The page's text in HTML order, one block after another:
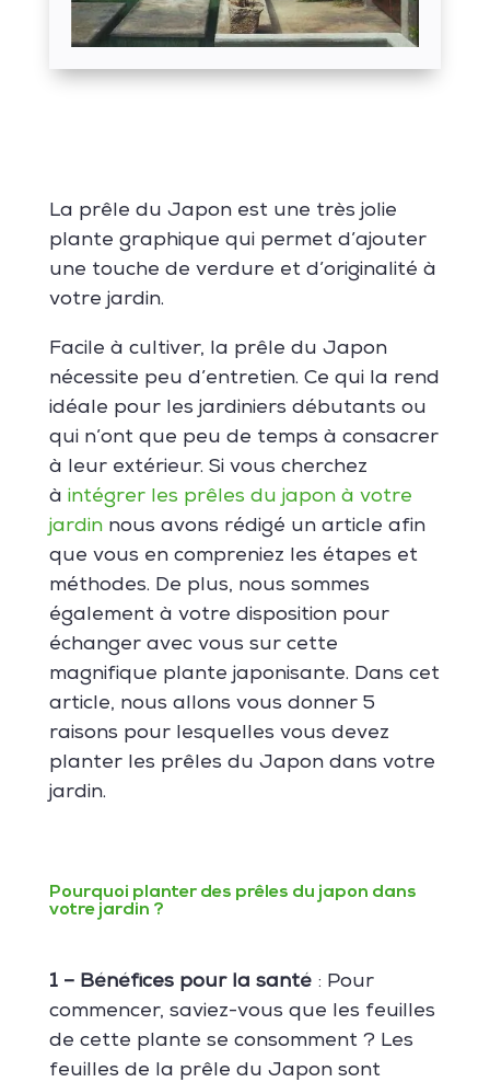
La prêle du Japon est une très jolie
plante graphique qui permet d’ajouter
une touche de verdure et d’originalité à
votre jardin.
Facile à cultiver, la prêle du Japon
nécessite peu d’entretien. Ce qui la rend
idéale pour les jardiniers débutants ou
qui n’ont que peu de temps à consacrer
à leur extérieur. Si vous cherchez
à intégrer les prêles du japon à votre
jardinnous avons rédigé un article afin
que vous en compreniez les étapes et
méthodes. De plus, nous sommes
également à votre disposition pour
échanger avec vous sur cette
magnifique plante japonisante. Dans cet
article, nous allons vous donner 5
raisons pour lesquelles vous devez
planter les prêles du Japon dans votre
jardin.
Pourquoi planter des prêles du japon dans
votre jardin ?
1 – Bénéfices pour la santé : Pour
commencer, saviez-vous que les feuilles
de cette plante se consomment ? Les
feuilles de la prêle du Japon sont